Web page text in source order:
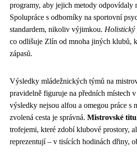
programy, aby jejich metody odpovídaly
Spolupráce s odborníky na sportovní
standardem, nikoliv výjimkou. Holistický
co odlišuje Zlín od mnoha jiných klubů,
zápasů.
Výsledky mládežnických týmů na
pravidelně figuruje na předních místech
výsledky nejsou alfou a omegou práce s
zvolená cesta je správná. Mistrovské
trofejemi, které zdobí klubové prostory,
reprezentují – v tisících hodinách dřiny,